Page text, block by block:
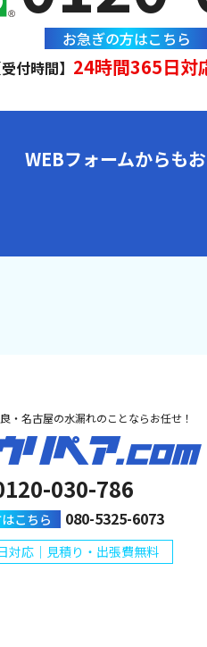
お急ぎの方はこちら
受付時間】 24時間365日対
WEBフォームからも
・名古屋の水漏れのことならお任せ！
030-786
こちら 080-5325-6073
対応｜見積り・出張費無料